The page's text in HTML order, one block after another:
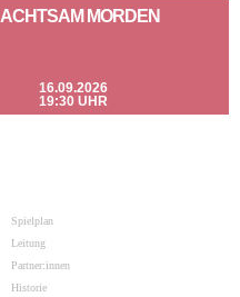
ACHTSAM MORDEN
16.09.2026
19:30 UHR
Spielplan
Leitung
Partner:innen
Historie